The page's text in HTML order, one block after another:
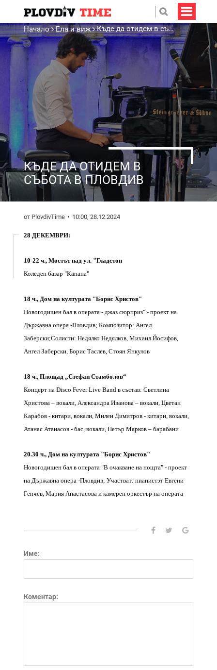
Начало Ела и виж Къде да отидем в събота в Пловдив
КЪДЕ ДА ОТИДЕМ В
СЪБОТА В ПЛОВДИВ
от PlovdivTime 10:00, 28.12.2024
28 ДЕКЕМВРИ:
10-22 ч., Мостът над ул. "Гладстон
Коледен базар "Капана"
18 ч., Дом на културата "Борис Христов"
Новогодишен бал в операта - джаз сюрприз" - проект на
Държавна опера -Пловдив; Композитор: Ангел
Заберски;Солисти: Недялко Недялков, Михаил Йосифов,
Ангел Заберски, Борис Таслев, Стоян Янкулов
18 ч., Площад „Стефан Стамболов“
Концерт на Disco Fever Live Band в състав: Светлина
Христова – вокали, Александра Иванова – вокали, Цветан
Карабов - китари, вокали, Милен Димитров - китари, вокали,
Атанас Атанасов - бас, вокали, Петър Марков – барабани
20.30 ч., Дом на културата "Борис Христов"
Новогодишен бал в операта "В очакване на нощта" - проект
на Държавна опера -Пловдив; Участват: пианистэт Евгени
Генчев, Мария Анастасова и камерен оркестър на операта
Име:
Коментар: